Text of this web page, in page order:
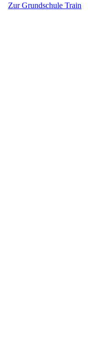
Zur Grundschule Train